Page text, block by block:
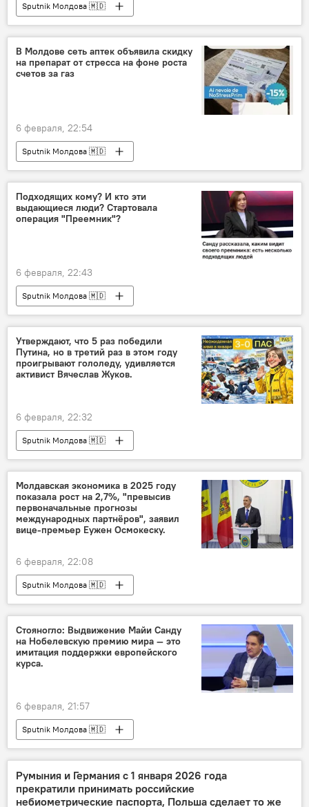
Sputnik Молдова 🇲🇩
В Молдове сеть аптек объявила скидку
на препарат от стресса на фоне роста
счетов за газ
6 февраля, 22:54
Sputnik Молдова 🇲🇩
Подходящих кому? И кто эти
выдающиеся люди? Стартовала
операция "Преемник"?
6 февраля, 22:43
Sputnik Молдова 🇲🇩
Утверждают, что 5 раз победили
Путина, но в третий раз в этом году
проигрывают гололеду, удивляется
активист Вячеслав Жуков.
6 февраля, 22:32
Sputnik Молдова 🇲🇩
Молдавская экономика в 2025 году
показала рост на 2,7%, "превысив
первоначальные прогнозы
международных партнёров", заявил
вице-премьер Еужен Осмокеску.
6 февраля, 22:08
Sputnik Молдова 🇲🇩
Стояногло: Выдвижение Майи Санду
на Нобелевскую премию мира — это
имитация поддержки европейского
курса.
6 февраля, 21:57
Sputnik Молдова 🇲🇩
Румыния и Германия с 1 января 2026 года
прекратили принимать российские
небиометрические паспорта, Польша сделает то же